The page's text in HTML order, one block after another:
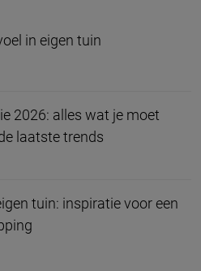
in eigen tuin
2026: alles wat je moet
laatste trends
tuin: inspiratie voor een